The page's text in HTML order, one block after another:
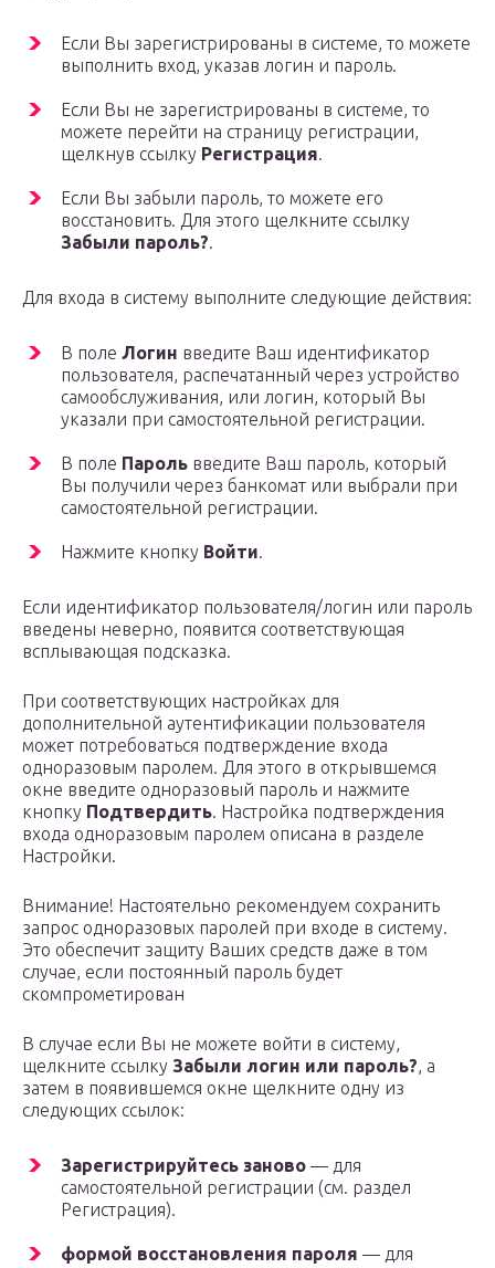
Если Вы зарегистрированы в системе, то можете
выполнить вход, указав логин и пароль.
Если Вы не зарегистрированы в системе, то
можете перейти на страницу регистрации,
щелкнув ссылку Регистрация.
Если Вы забыли пароль, то можете его
восстановить. Для этого щелкните ссылку
Забыли пароль?.
Для входа в систему выполните следующие действия:
В поле Логин введите Ваш идентификатор
пользователя, распечатанный через устройство
самообслуживания, или логин, который Вы
указали при самостоятельной регистрации.
В поле Пароль введите Ваш пароль, который
Вы получили через банкомат или выбрали при
самостоятельной регистрации.
Нажмите кнопку Войти.
Если идентификатор пользователя/логин или пароль
введены неверно, появится соответствующая
всплывающая подсказка.
При соответствующих настройках для
дополнительной аутентификации пользователя
может потребоваться подтверждение входа
одноразовым паролем. Для этого в открывшемся
окне введите одноразовый пароль и нажмите
кнопку Подтвердить. Настройка подтверждения
входа одноразовым паролем описана в разделе
Настройки.
Внимание! Настоятельно рекомендуем сохранить
запрос одноразовых паролей при входе в систему.
Это обеспечит защиту Ваших средств даже в том
случае, если постоянный пароль будет
скомпрометирован
В случае если Вы не можете войти в систему,
щелкните ссылку Забыли логин или пароль?, а
затем в появившемся окне щелкните одну из
следующих ссылок:
Зарегистрируйтесь заново — для
самостоятельной регистрации (см. раздел
Регистрация).
формой восстановления пароля — для